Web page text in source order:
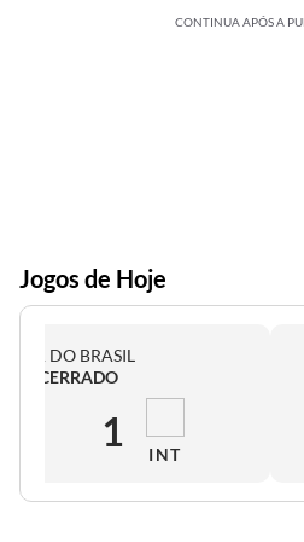
CONTINUA APÓS A
Jogos de Hoje
DO BRASIL
ENCERRADO
1 INT